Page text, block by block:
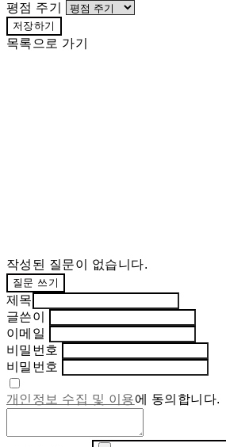
평점 주기
저장하기
목록으로 가기
작성된 질문이 없습니다.
질문 쓰기
제목
글쓴이
이메일
비밀번호
비밀번호
개인정보 수집 및 이용에 동의합니다.